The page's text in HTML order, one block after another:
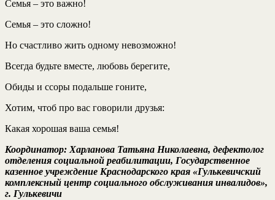
Семья – это важно!
Семья – это сложно!
Но счастливо жить одному невозможно!
Всегда будьте вместе, любовь берегите,
Обиды и ссоры подальше гоните,
Хотим, чтоб про вас говорили друзья:
Какая хорошая ваша семья!
Координатор: Харланова Татьяна Николаевна, дефектолог
отделения социальной реабилитации, Государственное
казенное учреждение Краснодарского края «Гулькевичский
комплексный центр социального обслуживания инвалидов»,
г. Гулькевичи